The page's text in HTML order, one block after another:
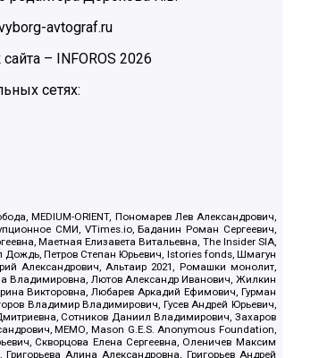
avtograf.ru
сайта –
INFOROS 2026
сетях:
MEDIUM-ORIENT, Пономарев Лев Александрович,
СМИ, VTimes.io, Баданин Роман Сергеевич,
Маетная Елизавета Витальевна, The Insider SIA,
Петров Степан Юрьевич, Istories fonds, Шмагун
Александрович, Альтаир 2021, Ромашки монолит,
Владимировна, Лютов Александр Иванович, Жилкин
Викторовна, Любарев Аркадий Ефимович, Гурман
Владимир Владимирович, Гусев Андрей Юрьевич,
Сотников Даниил Владимирович, Захаров
МЕМО, Mason G.E.S. Anonymous Foundation,
Скворцова Елена Сергеевна, Оленичев Максим
Алина Александровна, Григорьев Андрей